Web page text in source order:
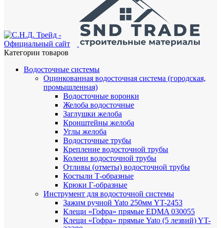
Категории товаров
Водосточные системы
Оцинкованная водосточная система (городская,
промышленная)
Водосточные воронки
Желоба водосточные
Заглушки желоба
Кронштейны желоба
Углы желоба
Водосточные трубы
Крепление водосточной трубы
Колени водосточной трубы
Отливы (отметы) водосточной трубы
Костыли Т-образные
Крюки Г-образные
Инструмент для водосточной системы
Зажим ручной Yato 250мм YT-2453
Клещи «Гофра» прямые EDMA 030055
Клещи «Гофра» прямые Yato (5 лезвий) YT-